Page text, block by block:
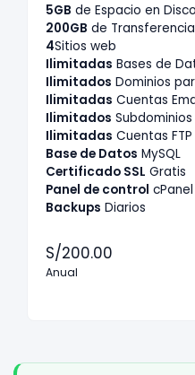
5GB de Espacio en Disco
200GB de
4Sitios web
Ilimitadas Bases de
Ilimitados Dominios
Ilimitadas Cuentas
Ilimitados Subdominios
Ilimitadas Cuentas FTP
Base de Datos MySQL
Certificado SSL Gratis
Panel de control cPanel
Backups Diarios
S/200.00
Anual